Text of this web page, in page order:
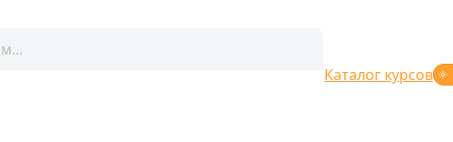
Каталог курсов